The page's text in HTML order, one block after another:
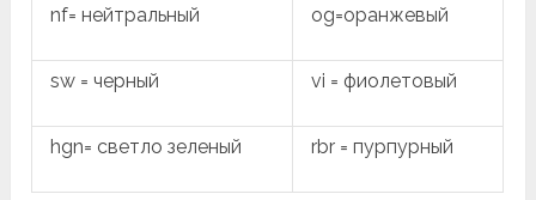
nf= нейтральный og=оранжевый
sw = черный vi = фиолетовый
hgn= светло зеленый rbr = пурпурный